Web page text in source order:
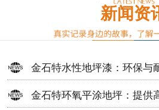
新闻资
金石特水性地坪漆：环保与
案
金石特环氧平涂地坪：提供